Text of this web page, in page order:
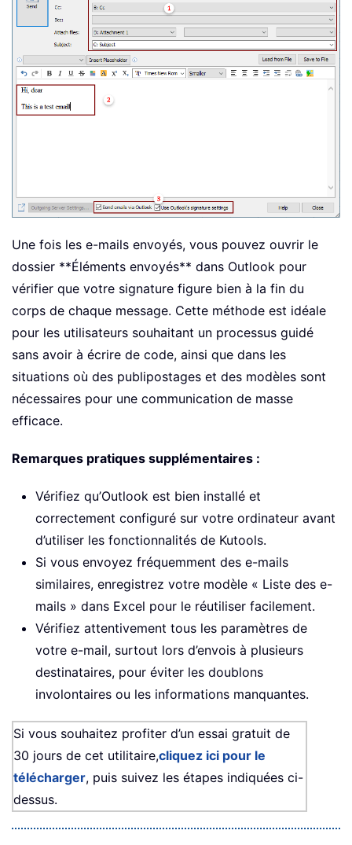
Une fois les e-mails envoyés, vous pouvez ouvrir le
dossier **Éléments envoyés** dans Outlook pour
vérifier que votre signature figure bien à la fin du
corps de chaque message. Cette méthode est idéale
pour les utilisateurs souhaitant un processus guidé
sans avoir à écrire de code, ainsi que dans les
situations où des publipostages et des modèles sont
nécessaires pour une communication de masse
efficace.
Remarques pratiques supplémentaires :
Vérifiez qu’Outlook est bien installé et
correctement configuré sur votre ordinateur avant
d’utiliser les fonctionnalités de Kutools.
Si vous envoyez fréquemment des e-mails
similaires, enregistrez votre modèle « Liste des e-
mails » dans Excel pour le réutiliser facilement.
Vérifiez attentivement tous les paramètres de
votre e-mail, surtout lors d’envois à plusieurs
destinataires, pour éviter les doublons
involontaires ou les informations manquantes.
Si vous souhaitez profiter d’un essai gratuit de
30 jours de cet utilitaire,cliquez ici pour le
télécharger, puis suivez les étapes indiquées ci-
dessus.